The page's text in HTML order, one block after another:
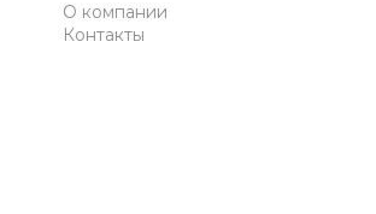
О компании
Контакты